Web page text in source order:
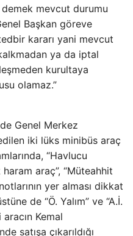
demek mevcut durumu
Başkan göreve
kararı yani mevcut
ya da iptal
kurultaya
olamaz.”
Genel Merkez
iki lüks minibüs araç
“Havlucu
haram araç”, “Müteahhit
yer alması dikkat
de “Ö. Yalım” ve “A.İ.
aracın Kemal
satışa çıkarıldığı